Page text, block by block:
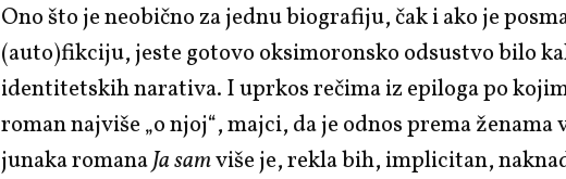
Ono što je neobično za jednu biografiju, čak i ako je
(auto)fikciju, jeste gotovo oksimoronsko odsustvo bilo
identitetskih narativa. I uprkos rečima iz epiloga po
roman najviše „o njoj“, majci, da je odnos prema ženama
junaka romanaJa samviše je, rekla bih, implicitan,